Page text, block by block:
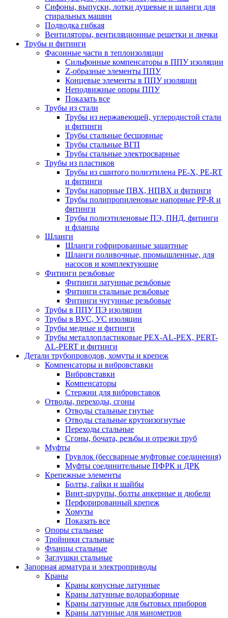
Сифоны, выпуски, лотки душевые и шланги для
стиральных машин
Подводка гибкая
Вентиляторы, вентиляционные решетки и лючки
Трубы и фитинги
Фасонные части в теплоизоляции
Cильфонные компенсаторы в ППУ изоляции
Z-образные элементы ППУ
Концевые элементы в ППУ изоляции
Неподвижные опоры ППУ
Показать все
Трубы из стали
Трубы из нержавеющей, углеродистой стали
и фитинги
Трубы стальные бесшовные
Трубы стальные ВГП
Трубы стальные электросварные
Трубы из пластиков
Трубы из сшитого полиэтилена PE-X, PE-RT
и фитинги
Трубы напорные ПВХ, НПВХ и фитинги
Трубы полипропиленовые напорные PP-R и
фитинги
Трубы полиэтиленовые ПЭ, ПНД, фитинги
и фланцы
Шланги
Шланги гофрированные защитные
Шланги поливочные, промышленные, для
насосов и комплектующие
Фитинги резьбовые
Фитинги латунные резьбовые
Фитинги стальные резьбовые
Фитинги чугунные резьбовые
Трубы в ППУ ПЭ изоляции
Трубы в ВУС, УС изоляции
Трубы медные и фитинги
Трубы металлопластиковые PEX-AL-PEX, PERT-
AL-PERT и фитинги
Детали трубопроводов, хомуты и крепеж
Компенсаторы и вибровставки
Вибровставки
Компенсаторы
Стержни для вибровставок
Отводы, переходы, сгоны
Отводы стальные гнутые
Отводы стальные крутоизогнутые
Переходы стальные
Сгоны, бочата, резьбы и отрезки труб
Муфты
Грувлок (бессварные муфтовые соединения)
Муфты соединительные ПФРК и ДРК
Крепежные элементы
Болты, гайки и шайбы
Винт-шурупы, болты анкерные и дюбели
Перфорированный крепеж
Хомуты
Показать все
Опоры стальные
Тройники стальные
Фланцы стальные
Заглушки стальные
Запорная арматура и электроприводы
Краны
Краны конусные латунные
Краны латунные водоразборные
Краны латунные для бытовых приборов
Краны латунные для манометров